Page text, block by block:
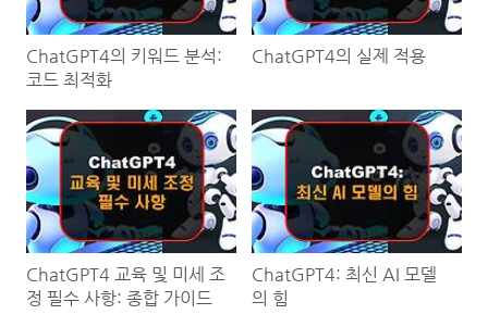
ChatGPT4의 키워드 분석:
코드 최적화
ChatGPT4의 실제 적용
ChatGPT4 교육 및 미세 조
정 필수 사항: 종합 가이드
ChatGPT4: 최신 AI 모델
의 힘